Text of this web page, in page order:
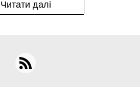
Читати далі